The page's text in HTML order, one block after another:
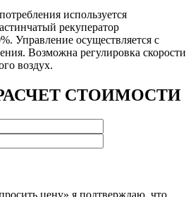
используется
рекуператор
Управление осуществляется с
Возможна регулировка скорости
воздух.
СТОИМОСТИ
цену» я подтверждаю, что